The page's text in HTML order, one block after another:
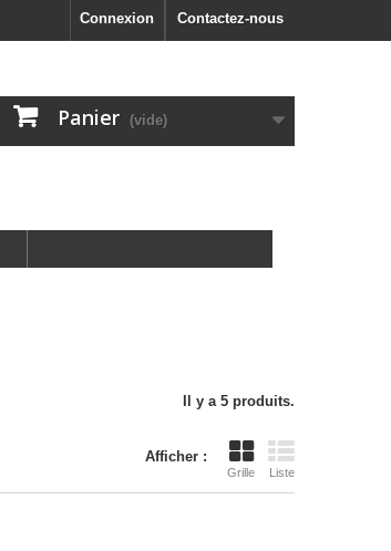
Contactez-nous
Connexion
Panier (vide)
Il y a 5 produits.
Afficher :
Grille Liste